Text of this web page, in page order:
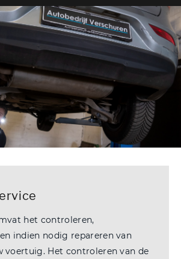
het controleren,
indien nodig repareren van
voertuig. Het controleren van de